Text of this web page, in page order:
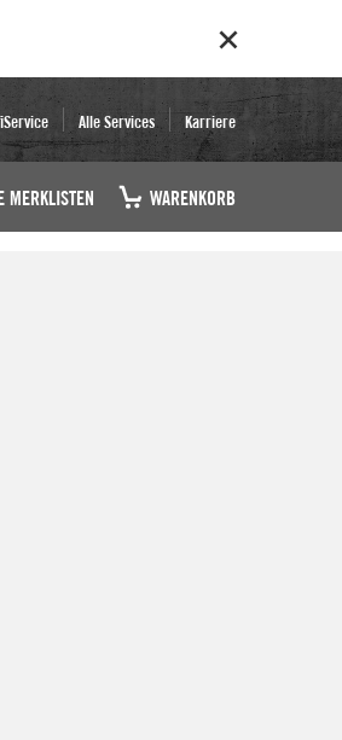
Alle Services Karriere
MERKLISTEN WARENKORB